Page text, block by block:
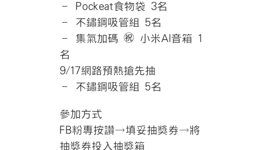
– Pockeat食物袋 3名
– 不鏽鋼吸管組 5名
– 集氣加碼 ㊗小米AI音箱 1
名
9/17網路預熱搶先抽
– 不鏽鋼吸管組 5名
參加方式
FB粉專按讚→填妥抽獎券→將
抽獎券投入抽獎箱